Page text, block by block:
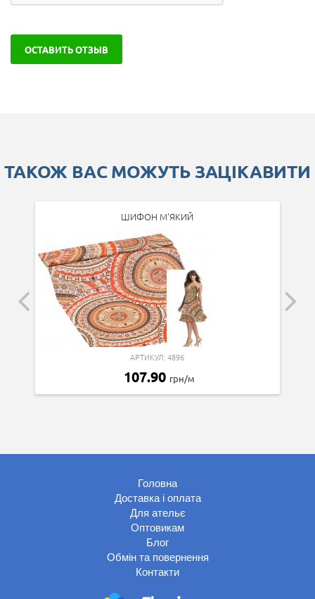
ОСТАВИТЬ ОТЗЫВ
ТАКОЖ ВАС МОЖУТЬ ЗАЦІКАВИТИ
ШИФОН М'ЯКИЙ
АРТИКУЛ: 4896
107.90 грн/м
Головна
Доставка і оплата
Для ательє
Оптовикам
Блог
Обмін та повернення
Контакти